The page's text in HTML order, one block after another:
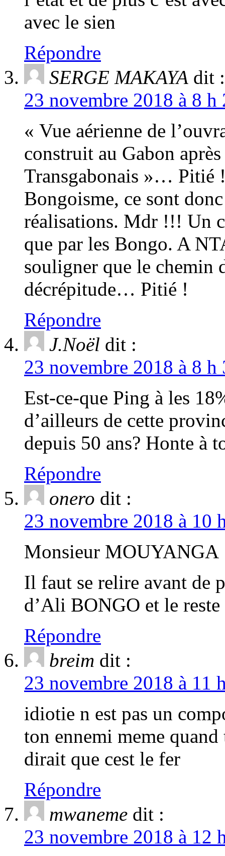
avec le sien
Répondre
SERGE MAKAYA dit :
23 novembre 2018 à 8
« Vue aérienne de
construit au Gabon
Transgabonais »… Pitié
Bongoisme, ce sont
réalisations. Mdr !!! Un
que par les Bongo. A
souligner que le chemin
décrépitude… Pitié !
Répondre
J.Noël dit :
23 novembre 2018 à 8
Est-ce-que Ping à les
d’ailleurs de cette
depuis 50 ans? Honte à
Répondre
onero dit :
23 novembre 2018 à 10
Monsieur MOUYANGA
Il faut se relire avant de
d’Ali BONGO et le reste
Répondre
breim dit :
23 novembre 2018 à 11
idiotie n est pas un
ton ennemi meme
dirait que cest le fer
Répondre
mwaneme dit :
23 novembre 2018 à 12